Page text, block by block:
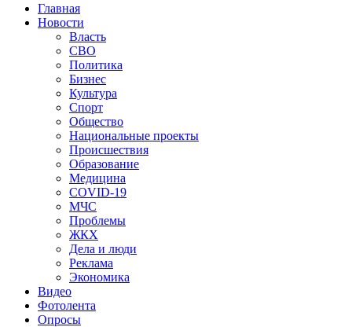
Главная
Новости
Власть
СВО
Политика
Бизнес
Культура
Спорт
Общество
Национальные проекты
Происшествия
Образование
Медицина
COVID-19
МЧС
Проблемы
ЖКХ
Дела и люди
Реклама
Экономика
Видео
Фотолента
Опросы